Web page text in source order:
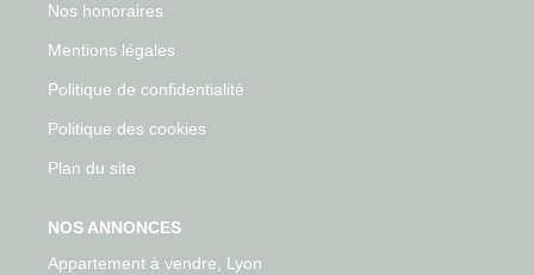
Nos honoraires
Mentions légales
Politique de confidentialité
Politique des cookies
Plan du site
NOS ANNONCES
Appartement à vendre, Lyon